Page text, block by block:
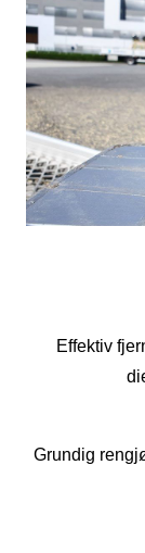
Effektiv
Grundig